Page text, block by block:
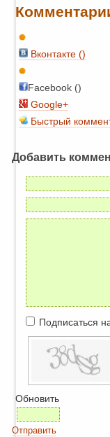
Вконтакте ()
Facebook ()
Google+
Быстрый
Добавить
Подписаться
Обновить
Отправить